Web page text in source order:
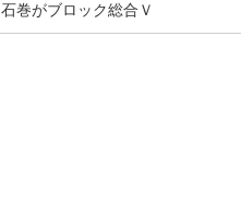
石巻がブロック総合Ｖ